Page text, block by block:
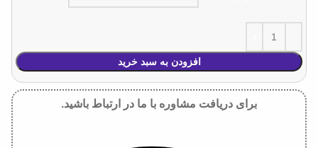
افزودن به سبد خرید
برای دریافت مشاوره با ما در ارتباط باشید.